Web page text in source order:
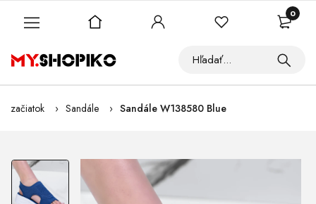
začiatok Sandále Sandále W138580 Blue
0